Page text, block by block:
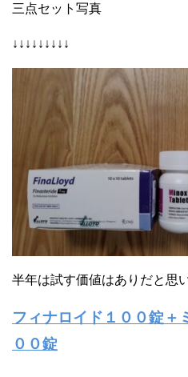
三点セット写真
↓↓↓↓↓↓↓↓↓
半年は試す価値はありだと思
フィナロイド１００錠＋
００錠